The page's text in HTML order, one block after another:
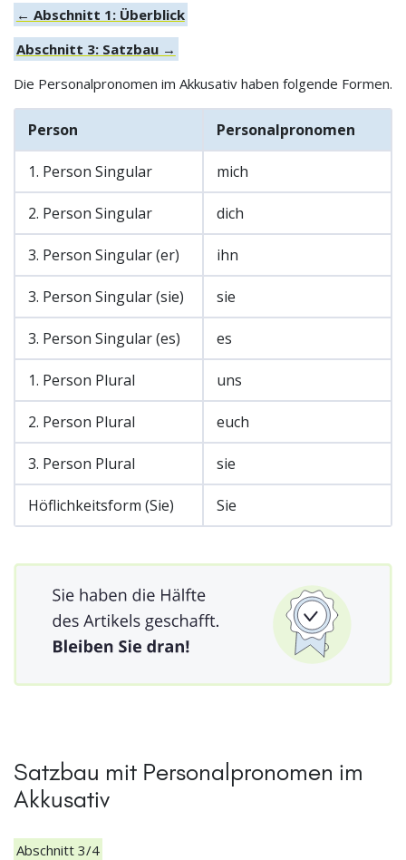
← Abschnitt 1: Überblick
Abschnitt 3: Satzbau →
Die Personalpronomen im Akkusativ haben folgende Formen.
Person Personalpronomen
1. Person Singular mich
2. Person Singular dich
3. Person Singular (er) ihn
3. Person Singular (sie) sie
3. Person Singular (es) es
1. Person Plural uns
2. Person Plural euch
3. Person Plural sie
Höflichkeitsform (Sie) Sie
Satzbau mit Personalpronomen im
Akkusativ
Abschnitt 3/4